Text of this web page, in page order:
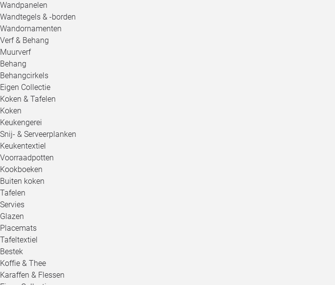
Wandpanelen
Wandtegels & -borden
Wandornamenten
Verf & Behang
Muurverf
Behang
Behangcirkels
Eigen Collectie
Koken & Tafelen
Koken
Keukengerei
Snij- & Serveerplanken
Keukentextiel
Voorraadpotten
Kookboeken
Buiten koken
Tafelen
Servies
Glazen
Placemats
Tafeltextiel
Bestek
Koffie & Thee
Karaffen & Flessen